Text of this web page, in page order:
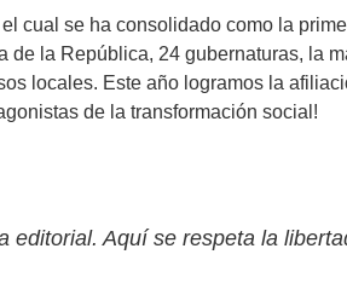
cual se ha consolidado como la
la República, 24 gubernaturas, la
locales. Este año logramos la
de la transformación social!
Aquí se respeta la